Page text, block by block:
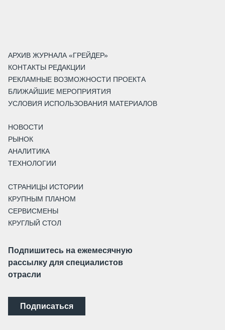
АРХИВ ЖУРНАЛА «ГРЕЙДЕР»
КОНТАКТЫ РЕДАКЦИИ
РЕКЛАМНЫЕ ВОЗМОЖНОСТИ ПРОЕКТА
БЛИЖАЙШИЕ МЕРОПРИЯТИЯ
УСЛОВИЯ ИСПОЛЬЗОВАНИЯ МАТЕРИАЛОВ
НОВОСТИ
РЫНОК
АНАЛИТИКА
ТЕХНОЛОГИИ
СТРАНИЦЫ ИСТОРИИ
КРУПНЫМ ПЛАНОМ
СЕРВИСМЕНЫ
КРУГЛЫЙ СТОЛ
Подпишитесь на ежемесячную
рассылку для специалистов
отрасли
Подписаться